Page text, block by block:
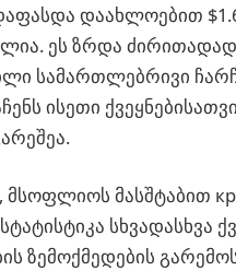
დაახლოებით
ეს ზრდა ძირითადად
სამართლებრივი
ისეთი
მასშტაბით
სხვადასხვა
ზემოქმედების